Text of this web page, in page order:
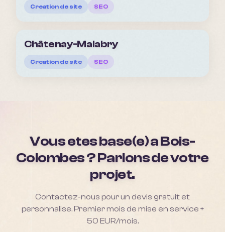
Creation de site SEO
Châtenay-Malabry
Creation de site SEO
Vous etes base(e) aBois-
Colombes? Parlons de votre
projet.
Contactez-nous pour un devis gratuit et
personnalise. Premier mois de mise en service +
50 EUR/mois.